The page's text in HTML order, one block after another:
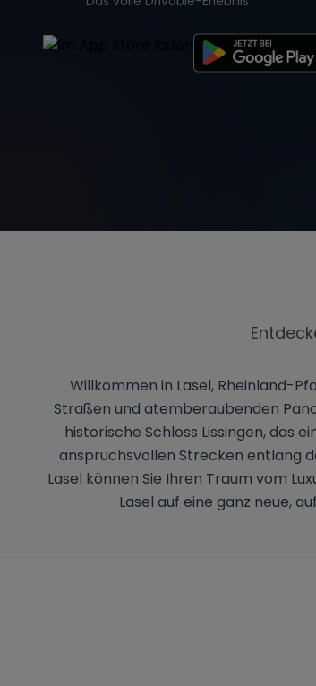
Willkommen in Lasel, Rheinland-
Straßen und atemberaubenden
historische Schloss Lissingen, das
anspruchsvollen Strecken entlang
Lasel können Sie Ihren Traum vom
Lasel auf eine ganz neue,